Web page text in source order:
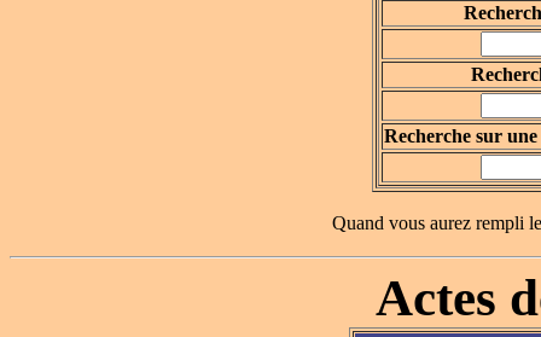
Recherche sur
Quand vous aurez rempli
Actes